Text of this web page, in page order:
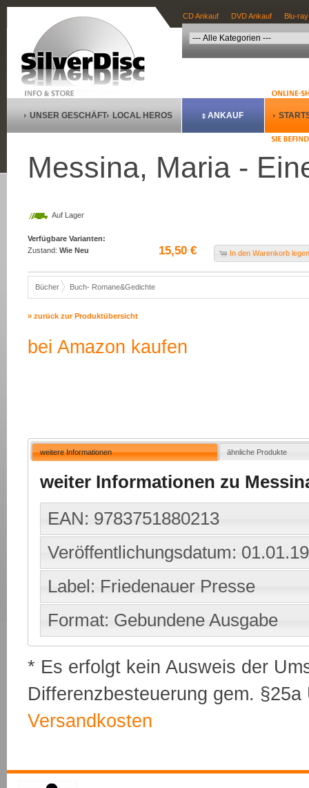
CD Ankauf DVD Ankauf Blu-
UNSER GESCHÄFT LOCAL HEROS ANKAUF
Messina, Maria -
Auf Lager
Verfügbare Varianten:
Zustand: Wie Neu 15,50 € In den Warenkorb
Bücher Buch- Romane&Gedichte
» zurück zur Produktübersicht
bei Amazon kaufen
weitere Informationen ähnliche Produkte
weiter Informationen zu
EAN: 9783751880213
Veröffentlichungsdatum:
Label: Friedenauer Presse
Format: Gebundene Ausgabe
* Es erfolgt kein Ausweis der
Differenzbesteuerung gem.
Versandkosten